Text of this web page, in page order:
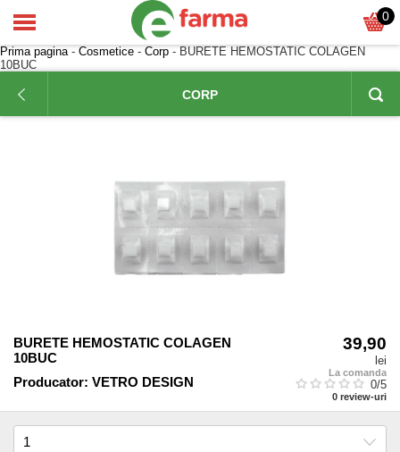
0
Prima pagina- Cosmetice - Corp - BURETE HEMOSTATIC COLAGEN
10BUC
CORP
BURETE HEMOSTATIC COLAGEN
10BUC
Producator: VETRO DESIGN
39,90
lei
La comanda
0/5
0 review-uri